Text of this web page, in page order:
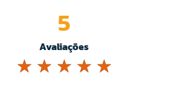
Avaliações
5
☆ ☆ ☆ ☆ ☆